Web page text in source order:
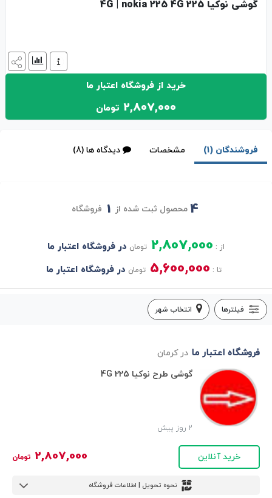
گوشی نوکیا 225 4G | nokia 225 4G
خرید از فروشگاه اعتبار ما
2,807,000 تومان
فروشندگان (1) مشخصات دیدگاه ها (8)
4 محصول ثبت شده از 1 فروشگاه
از : 2,807,000 تومان در فروشگاه اعتبار ما
تا : 5,600,000 تومان در فروشگاه اعتبار ما
فیلترها انتخاب شهر
فروشگاه اعتبار ما در کرمان
گوشی طرح نوکیا 225 4G
2 روز پیش
خرید آنلاین 2,807,000 تومان
نحوه تحویل | اطلاعات فروشگاه